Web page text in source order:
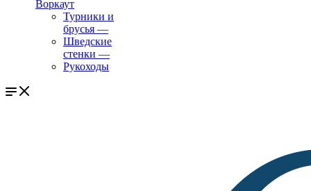
Воркаут
Турники и
брусья —
Шведские
стенки —
Рукоходы